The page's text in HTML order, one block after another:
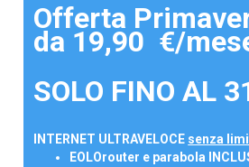
Offerta
da 19,90 €/
SOLO FINO AL
INTERNET ULTRAVELOCE senza
EOLOrouter e parabola